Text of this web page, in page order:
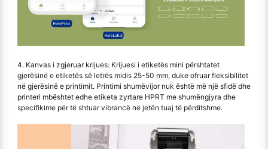
4. Kanvas i zgjeruar krijues: Krijuesi i etiketës mini përshtatet
gjerësinë e etiketës së letrës midis 25-50 mm, duke ofruar fleksibilitet
në gjerësinë e printimit. Printimi shumëvijor nuk është më një sfidë dhe
printeri mbështet edhe etiketa zyrtare HPRT me shumëngjyra dhe
specifikime për të shtuar vibrancë në jetën tuaj të përditshme.